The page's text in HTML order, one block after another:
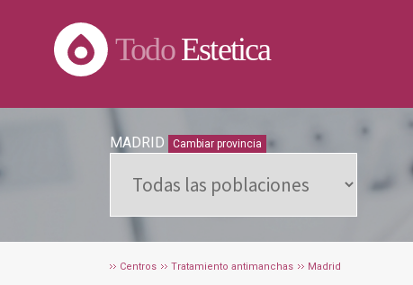
TodoEstetica
MADRID Cambiar provincia
Centros Tratamiento antimanchas Madrid